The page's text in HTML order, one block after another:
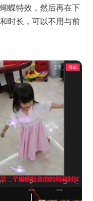
蝶特效，然后再在下
时长，可以不用与前